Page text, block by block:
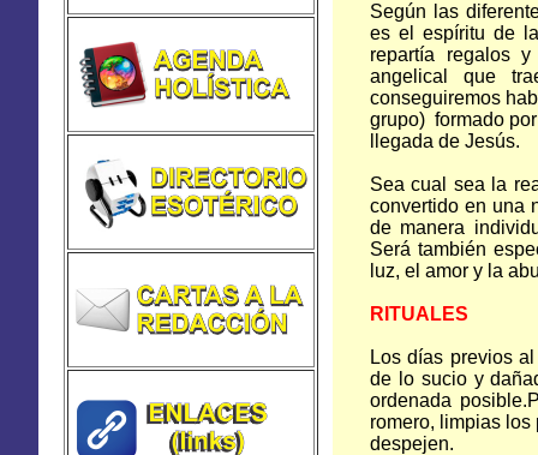
Según las
es el espíritu de
repartía regalos
angelical que
conseguiremos
grupo) formado
llegada de Jesús.
Sea cual sea la
convertido en una
de manera
Será también
luz, el amor y la
RITUALES
Los días previos
de lo sucio y
ordenada
romero, limpias
despejen.